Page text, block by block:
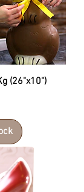
(26"x10")